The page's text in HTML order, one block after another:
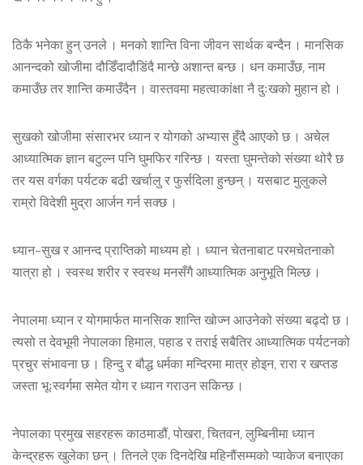
ठिकै भनेका हुन् उनले । मनको शान्ति विना जीवन सार्थक बन्दैन । मानसिक
आनन्दको खोजीमा दौडिँदादौडिंदै मान्छे अशान्त बन्छ । धन कमाउँछ, नाम
कमाउँछ तर शान्ति कमाउँदैन । वास्तवमा महत्वाकांक्षा नै दुःखको मुहान हो ।
सुखको खोजीमा संसारभर ध्यान र योगको अभ्यास हुँदै आएको छ । अचेल
आध्यात्मिक ज्ञान बटुल्न पनि घुमफिर गरिन्छ । यस्ता घुमन्तेको संख्या थोरै छ
तर यस वर्गका पर्यटक बढी खर्चालु र फुर्सदिला हुन्छन् । यसबाट मुलुकले
राम्रो विदेशी मुद्रा आर्जन गर्न सक्छ ।
ध्यान–सुख र आनन्द प्राप्तिको माध्यम हो । ध्यान चेतनाबाट परमचेतनाको
यात्रा हो । स्वस्थ शरीर र स्वस्थ मनसँगै आध्यात्मिक अनुभूति मिल्छ ।
नेपालमा ध्यान र योगमार्फत मानसिक शान्ति खोज्न आउनेको संख्या बढ्दो छ ।
त्यसो त देवभूमी नेपालका हिमाल, पहाड र तराई सबैतिर आध्यात्मिक पर्यटनको
प्रचुर संभावना छ । हिन्दु र बौद्ध धर्मका मन्दिरमा मात्र होइन, रारा र खप्तड
जस्ता भूःस्वर्गमा समेत योग र ध्यान गराउन सकिन्छ ।
नेपालका प्रमुख सहरहरू काठमाडौं, पोखरा, चितवन, लुम्बिनीमा ध्यान
केन्द्रहरू खुलेका छन् । तिनले एक दिनदेखि महिनौंसम्मको प्याकेज बनाएका